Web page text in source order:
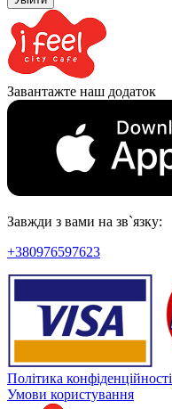
Завантажте наш додаток
Завжди з вами на зв`язку:
+380976597623
Політика конфіденційності
Умови користування